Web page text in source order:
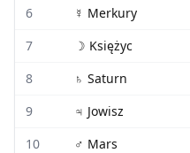
6
☿ Merkury
7
☽ Księżyc
8
♄ Saturn
9
♃ Jowisz
10
♂ Mars